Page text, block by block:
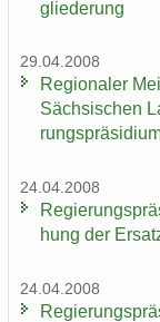
glie­de­rung
29.04.2008
Re­gio­na­ler
Säch­si­schen
24.04.2008
hung der
24.04.2008